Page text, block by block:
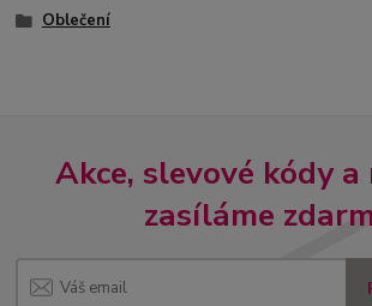
Oblečení
Akce, slevové kódy
zasíláme